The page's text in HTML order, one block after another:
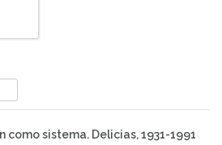
como sistema. Delicias, 1931-1991